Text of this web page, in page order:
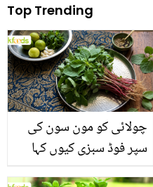
Top Trending
چولائی کو مون سون کی
سپر فوڈ سبزی کیوں کہا